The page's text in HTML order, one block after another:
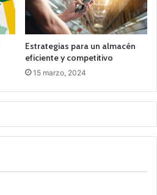
Estrategias para un almacén
eficiente y competitivo
15 marzo, 2024